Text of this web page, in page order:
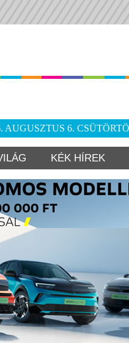
AUGUSZTUS 6.
KÉK HÍREK